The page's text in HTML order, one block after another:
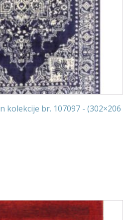
kolekcije br. 107097 - (302×206